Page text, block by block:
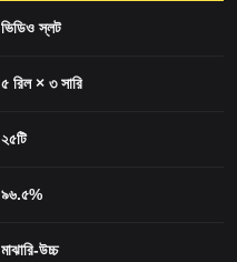
ভিডিও স্লট
৫ রিল × ৩ সারি
২৫টি
৯৬.৫%
মাঝারি-উচ্চ